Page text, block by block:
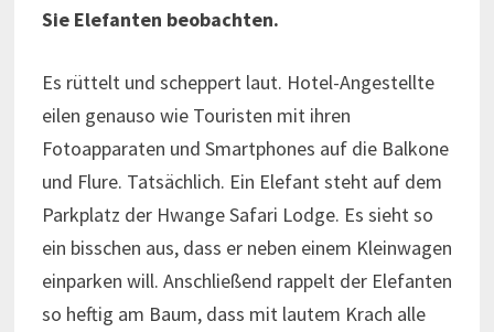
Sie Elefanten beobachten.
Es rüttelt und scheppert laut. Hotel-Angestellte
eilen genauso wie Touristen mit ihren
Fotoapparaten und Smartphones auf die Balkone
und Flure. Tatsächlich. Ein Elefant steht auf dem
Parkplatz der Hwange Safari Lodge. Es sieht so
ein bisschen aus, dass er neben einem Kleinwagen
einparken will. Anschließend rappelt der Elefanten
so heftig am Baum, dass mit lautem Krach alle